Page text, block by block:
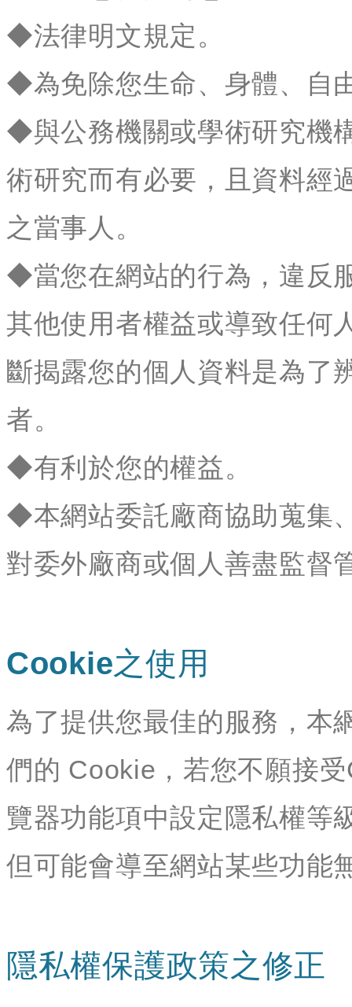
◆法律明文規定。
◆為免除您生命、身體、自
◆與公務機關或學術研究機
術研究而有必要，且資料經
之當事人。
◆當您在網站的行為，違反
其他使用者權益或導致任何
斷揭露您的個人資料是為了
者。
◆有利於您的權益。
◆本網站委託廠商協助蒐集
對委外廠商或個人善盡監督
Cookie之使用
為了提供您最佳的服務，本
們的 Cookie，若您不願接
覽器功能項中設定隱私權等
但可能會導至網站某些功能
隱私權保護政策之修正